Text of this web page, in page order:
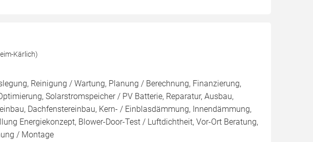
Kärlich)
Reinigung / Wartung, Planung / Berechnung, Finanzierung,
Solarstromspeicher / PV Batterie, Reparatur, Ausbau,
Dachfenstereinbau, Kern- / Einblasdämmung, Innendämmung,
Energiekonzept, Blower-Door-Test / Luftdichtheit, Vor-Ort Beratung,
/ Montage